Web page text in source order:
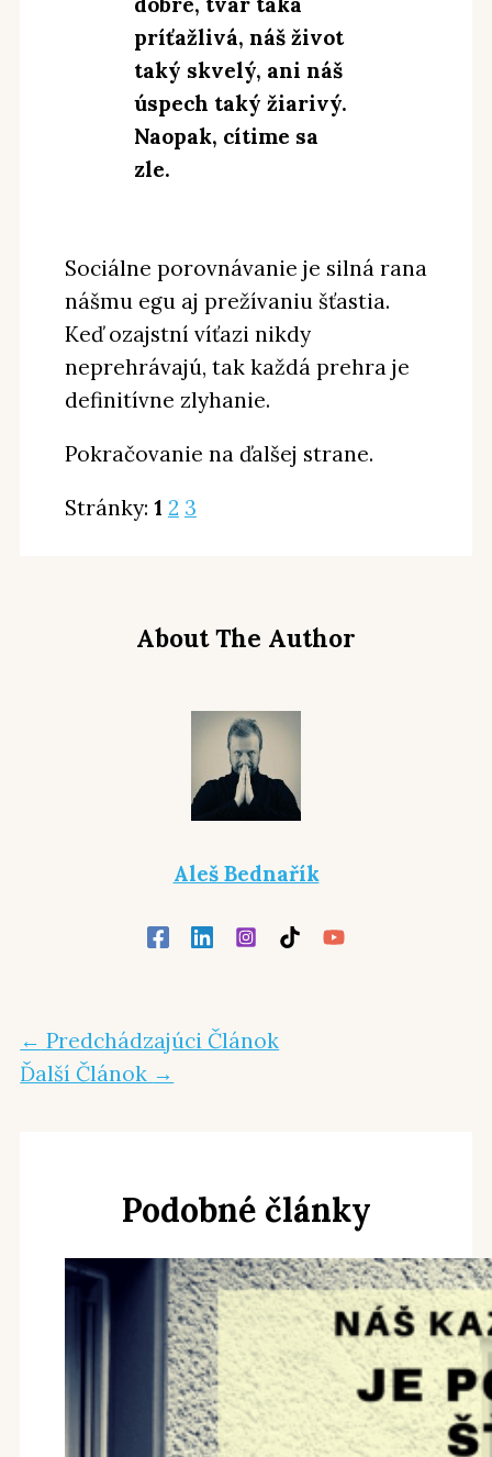
príťažlivá, náš život
taký skvelý, ani náš
úspech taký žiarivý.
Naopak, cítime sa
zle.
Sociálne porovnávanie je silná rana
nášmu egu aj prežívaniu šťastia.
Keď ozajstní víťazi nikdy
neprehrávajú, tak každá prehra je
definitívne zlyhanie.
Pokračovanie na ďalšej strane.
Stránky: 1 2 3
About The Author
Aleš Bednařík
← Predchádzajúci Článok
Ďalší Článok →
Podobné články